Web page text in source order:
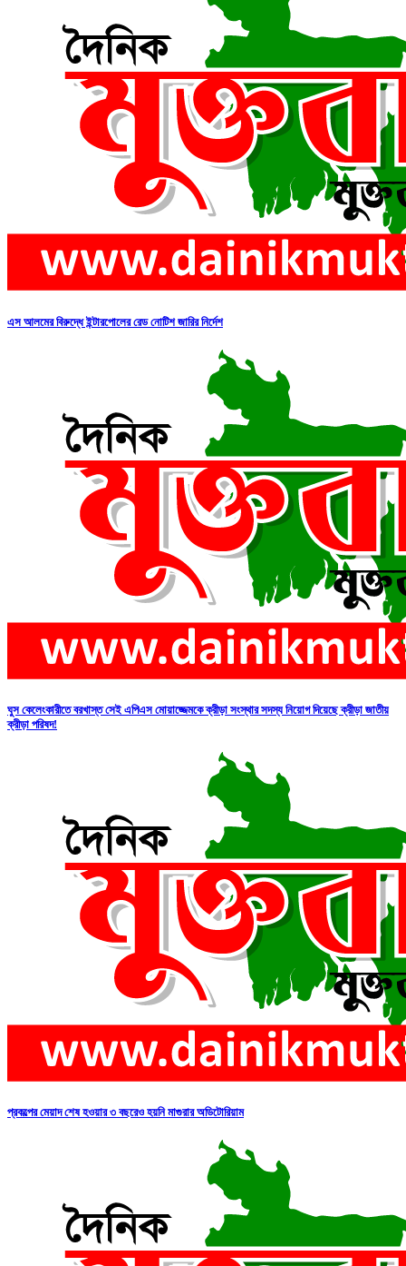
এস আলমের বিরুদ্ধে ইন্টারপোলের রেড নোটিশ জারির নির্দেশ
ঘুস কেলেংকারীতে বরখাস্ত সেই এপিএস মোয়াজ্জেমকে ক্রীড়া সংস্থার সদস্য নিয়োগ দিয়েছে ক্রীড়া জাতীয়
ক্রীড়া পরিষদ!
প্রকল্পের মেয়াদ শেষ হওয়ার ৩ বছরেও হয়নি মাগুরার অডিটোরিয়াম